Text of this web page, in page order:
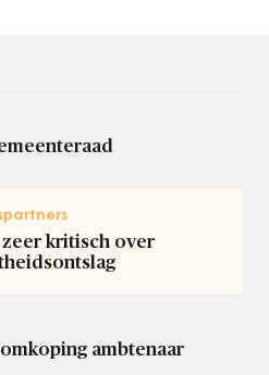
kritisch over
ambtenaar